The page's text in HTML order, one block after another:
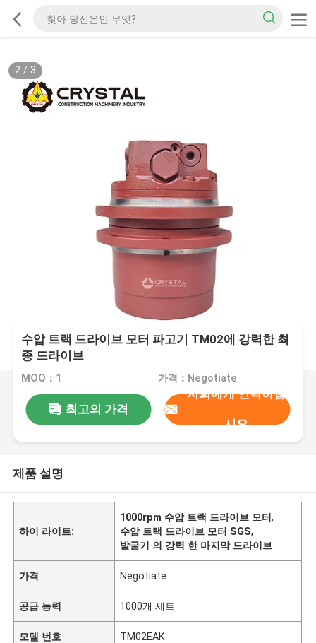
2/ 3
수압 트랙 드라이브 모터 파고기 TM02에 강력한 최
종 드라이브
MOQ：1 가격：Negotiate
최고의 가격
저희에게 연락하십
시오
제품 설명
하이 라이트:
1000rpm 수압 트랙 드라이브 모터,
수압 트랙 드라이브 모터 SGS,
발굴기 의 강력 한 마지막 드라이브
가격 Negotiate
공급 능력 1000개 세트
모델 번호 TM02EAK